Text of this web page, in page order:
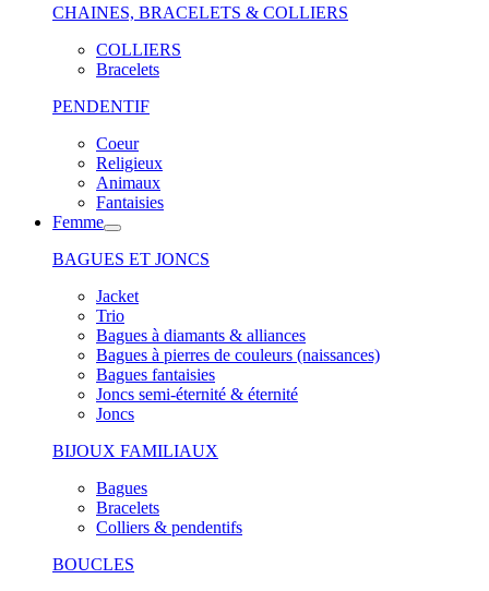
CHAINES, BRACELETS & COLLIERS
COLLIERS
Bracelets
PENDENTIF
Coeur
Religieux
Animaux
Fantaisies
Femme
BAGUES ET JONCS
Jacket
Trio
Bagues à diamants & alliances
Bagues à pierres de couleurs (naissances)
Bagues fantaisies
Joncs semi-éternité & éternité
Joncs
BIJOUX FAMILIAUX
Bagues
Bracelets
Colliers & pendentifs
BOUCLES